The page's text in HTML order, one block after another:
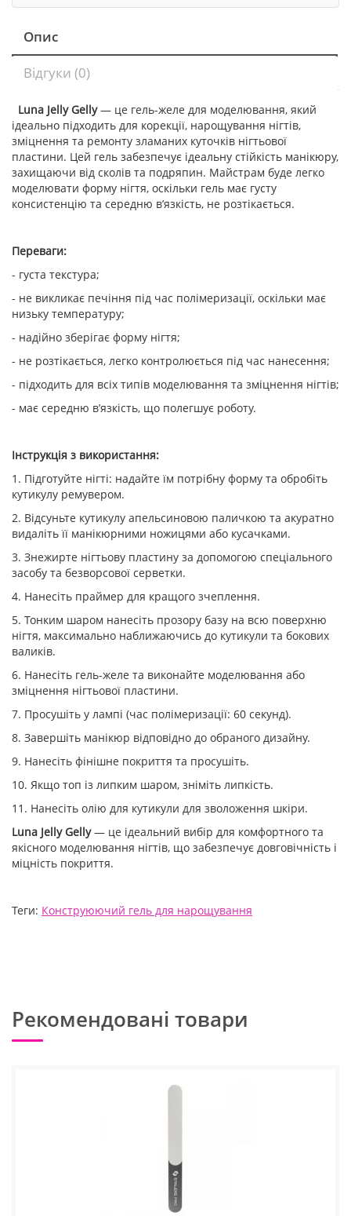
Опис
Відгуки (0)
Luna Jelly Gelly— це гель-желе для моделювання, який
ідеально підходить для корекції, нарощування нігтів,
зміцнення та ремонту зламаних куточків нігтьової
пластини. Цей гель забезпечує ідеальну стійкість манікюру,
захищаючи від сколів та подряпин. Майстрам буде легко
моделювати форму нігтя, оскільки гель має густу
консистенцію та середню в’язкість, не розтікається.
Переваги:
- густа текстура;
- не викликає печіння під час полімеризації, оскільки має
низьку температуру;
- надійно зберігає форму нігтя;
- не розтікається, легко контролюється під час нанесення;
- підходить для всіх типів моделювання та зміцнення нігтів;
- має середню в’язкість, що полегшує роботу.
Інструкція з використання:
1. Підготуйте нігті: надайте їм потрібну форму та обробіть
кутикулу ремувером.
2. Відсуньте кутикулу апельсиновою паличкою та акуратно
видаліть її манікюрними ножицями або кусачками.
3. Знежирте нігтьову пластину за допомогою спеціального
засобу та безворсової серветки.
4. Нанесіть праймер для кращого зчеплення.
5. Тонким шаром нанесіть прозору базу на всю поверхню
нігтя, максимально наближаючись до кутикули та бокових
валиків.
6. Нанесіть гель-желе та виконайте моделювання або
зміцнення нігтьової пластини.
7. Просушіть у лампі (час полімеризації: 60 секунд).
8. Завершіть манікюр відповідно до обраного дизайну.
9. Нанесіть фінішне покриття та просушіть.
10. Якщо топ із липким шаром, зніміть липкість.
11. Нанесіть олію для кутикули для зволоження шкіри.
Luna Jelly Gelly— це ідеальний вибір для комфортного та
якісного моделювання нігтів, що забезпечує довговічність і
міцність покриття.
Теги: Конструюючий гель для нарощування
Рекомендовані товари